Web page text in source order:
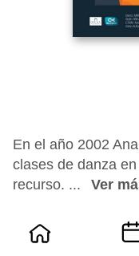
En el año 2002
clases de danza
recurso. ...
Ver